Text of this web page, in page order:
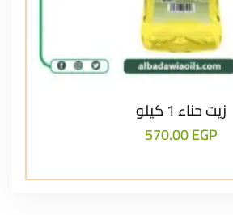
زيت حناء 1 كيلو
570.00EGP